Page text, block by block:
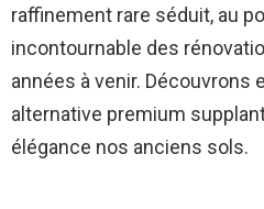
raffinement rare séduit, au
incontournable des
années à venir.
alternative premium
élégance nos anciens sols.